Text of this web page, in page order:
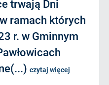
trwają Dni
ramach których
r. w Gminnym
czytaj więcej